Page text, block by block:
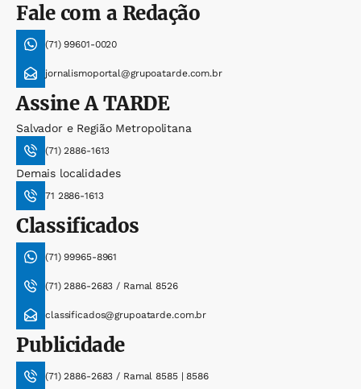
Fale com a Redação
(71) 99601-0020
jornalismoportal@grupoatarde.com.br
AssineA TARDE
Salvador e Região Metropolitana
(71) 2886-1613
Demais localidades
71 2886-1613
Classificados
(71) 99965-8961
(71) 2886-2683 / Ramal 8526
classificados@grupoatarde.com.br
Publicidade
(71) 2886-2683 / Ramal 8585 | 8586